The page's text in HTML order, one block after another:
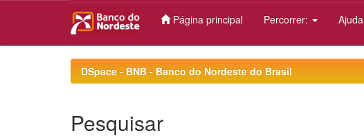
Página principal Percorrer: Ajuda
DSpace - BNB - Banco do Nordeste do Brasil
Pesquisar